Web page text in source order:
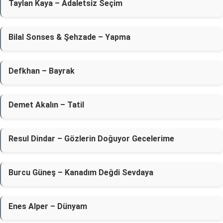
Taylan Kaya – Adaletsiz Seçim
Bilal Sonses & Şehzade – Yapma
Defkhan – Bayrak
Demet Akalın – Tatil
Resul Dindar – Gözlerin Doğuyor Gecelerime
Burcu Güneş – Kanadım Değdi Sevdaya
Enes Alper – Dünyam